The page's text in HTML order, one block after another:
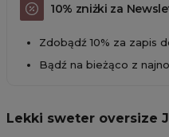
10% zniżki za
Zdobądź 10% za zapis
Bądź na bieżąco z
Lekki sweter oversize